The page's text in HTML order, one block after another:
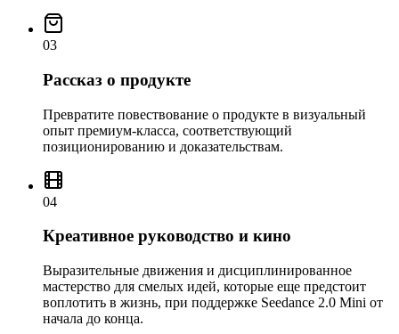
03
Рассказ о продукте
Превратите повествование о продукте в визуальный
опыт премиум-класса, соответствующий
позиционированию и доказательствам.
04
Креативное руководство и кино
Выразительные движения и дисциплинированное
мастерство для смелых идей, которые еще предстоит
воплотить в жизнь, при поддержке Seedance 2.0 Mini от
начала до конца.